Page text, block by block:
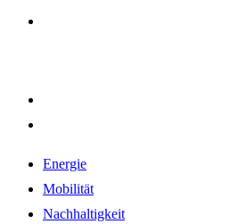
Energie
Mobilität
Nachhaltigkeit